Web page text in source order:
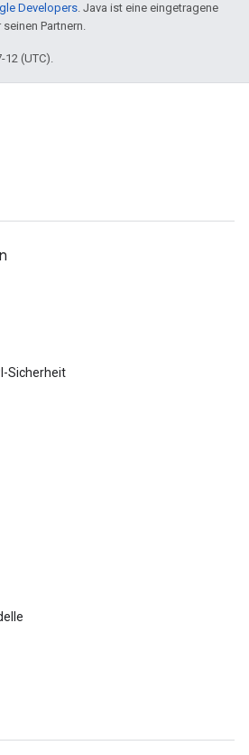
Developers. Java ist eine eingetragene
Partnern.
12 (UTC).
Sicherheit